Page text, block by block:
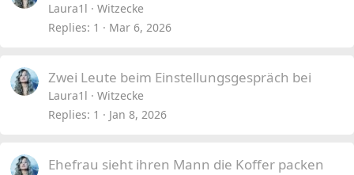
Laura1l
Witzecke
Replies 1 Mar 6, 2026
Zwei Leute beim Einstellungsgespräch bei
Laura1l
Witzecke
Replies 1 Jan 8, 2026
Ehefrau sieht ihren Mann die Koffer packen